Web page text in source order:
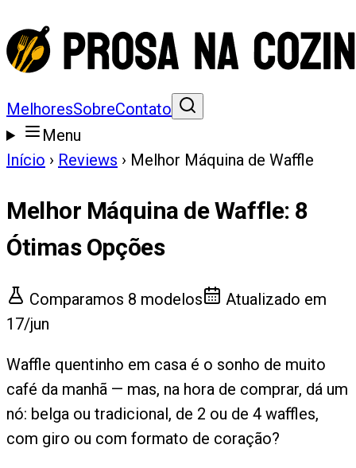
MelhoresSobreContato
Menu
Início › Reviews › Melhor Máquina de Waffle
Melhor Máquina de Waffle: 8
Ótimas Opções
Comparamos 8 modelos
Atualizado em
17/jun
Waffle quentinho em casa é o sonho de muito
café da manhã — mas, na hora de comprar, dá um
nó: belga ou tradicional, de 2 ou de 4 waffles,
com giro ou com formato de coração?